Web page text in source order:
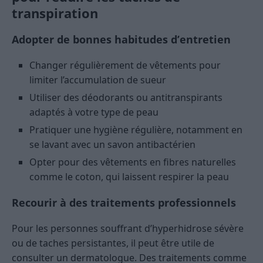
transpiration
Adopter de bonnes habitudes d’entretien
Changer régulièrement de vêtements pour
limiter l’accumulation de sueur
Utiliser des déodorants ou antitranspirants
adaptés à votre type de peau
Pratiquer une hygiène régulière, notamment en
se lavant avec un savon antibactérien
Opter pour des vêtements en fibres naturelles
comme le coton, qui laissent respirer la peau
Recourir à des traitements professionnels
Pour les personnes souffrant d’hyperhidrose sévère
ou de taches persistantes, il peut être utile de
consulter un dermatologue. Des traitements comme